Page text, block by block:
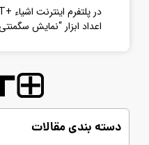
اعداد ابزار “نمایش
دسته بندی مقالات